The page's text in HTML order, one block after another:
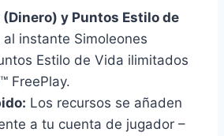
y Puntos Estilo de
al instante Simoleones
Estilo de Vida ilimitados
FreePlay.
Los recursos se añaden
a tu cuenta de jugador –